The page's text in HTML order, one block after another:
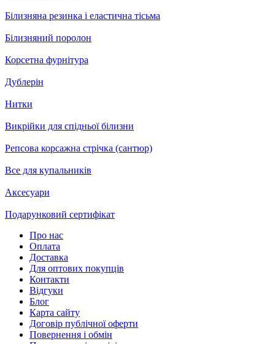
Білизняна резинка і еластична тісьма
Білизняний поролон
Корсетна фурнітура
Дублерін
Нитки
Викрійки для спідньої білизни
Репсова корсажна стрічка (сантюр)
Все для купальників
Аксесуари
Подарунковий сертифікат
Про нас
Оплата
Доставка
Для оптових покупців
Контакти
Відгуки
Блог
Карта сайту
Договір публічної оферти
Повернення і обмін